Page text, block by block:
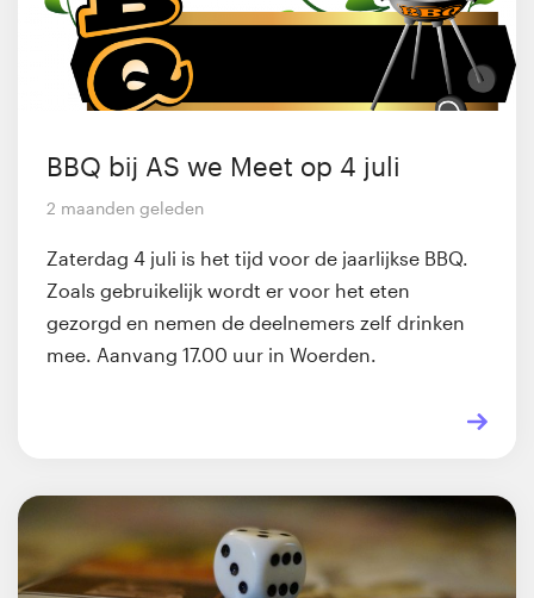
BBQ bij AS we Meet op 4 juli
2 maanden geleden
Zaterdag 4 juli is het tijd voor de jaarlijkse BBQ.
Zoals gebruikelijk wordt er voor het eten
gezorgd en nemen de deelnemers zelf drinken
mee. Aanvang 17.00 uur in Woerden.